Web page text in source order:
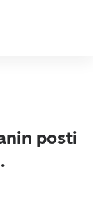
posti